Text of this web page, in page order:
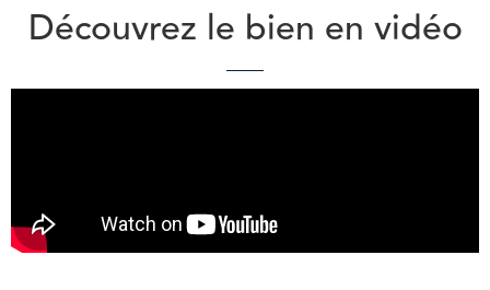
Découvrez le bien en vidéo